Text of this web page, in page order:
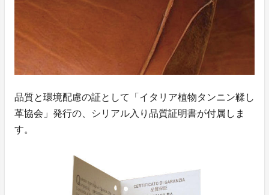
品質と環境配慮の証として「イタリア植物タンニン鞣し
革協会」発行の、シリアル入り品質証明書が付属しま
す。